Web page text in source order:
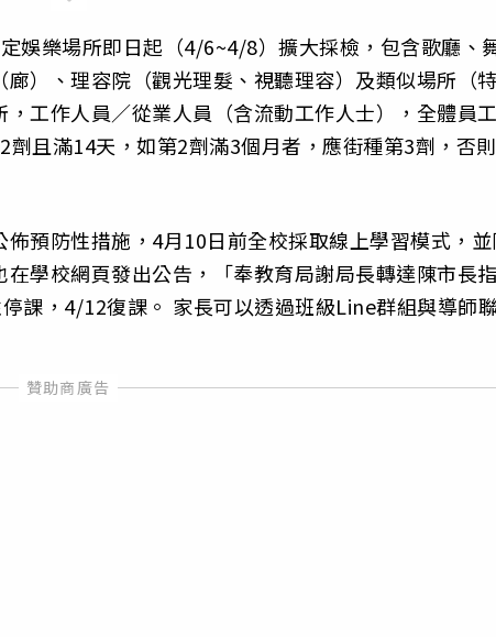
娛樂場所即日起（4/6~4/8）擴大採檢，包含歌廳、
）、理容院（觀光理髮、視聽理容）及類似場所（
工作人員／從業人員（含流動工作人士），全體員
劑且滿14天，如第2劑滿3個月者，應街種第3劑，否則
預防性措施，4月10日前全校採取線上學習模式，
學校網頁發出公告，「奉教育局謝局長轉達陳市長
課，4/12復課。 家長可以透過班級Line群組與導師